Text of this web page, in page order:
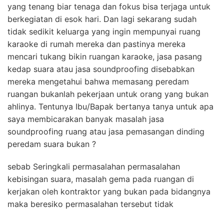
yang tenang biar tenaga dan fokus bisa terjaga untuk
berkegiatan di esok hari. Dan lagi sekarang sudah
tidak sedikit keluarga yang ingin mempunyai ruang
karaoke di rumah mereka dan pastinya mereka
mencari tukang bikin ruangan karaoke, jasa pasang
kedap suara atau jasa soundproofing disebabkan
mereka mengetahui bahwa memasang peredam
ruangan bukanlah pekerjaan untuk orang yang bukan
ahlinya. Tentunya Ibu/Bapak bertanya tanya untuk apa
saya membicarakan banyak masalah jasa
soundproofing ruang atau jasa pemasangan dinding
peredam suara bukan ?
sebab Seringkali permasalahan permasalahan
kebisingan suara, masalah gema pada ruangan di
kerjakan oleh kontraktor yang bukan pada bidangnya
maka beresiko permasalahan tersebut tidak